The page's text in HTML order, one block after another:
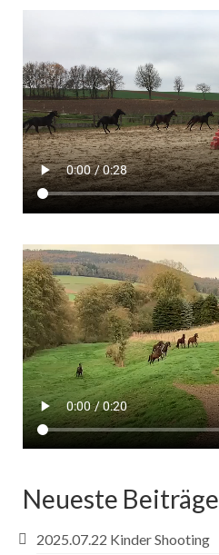
Neueste Beiträge
2025.07.22 Kinder Shooting